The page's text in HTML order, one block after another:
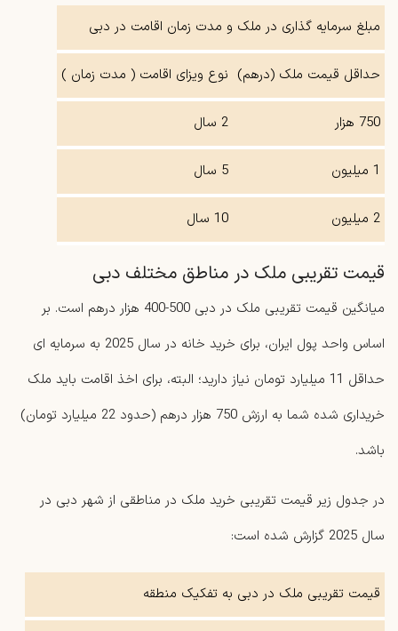
مبلغ سرمایه گذاری در ملک و مدت زمان اقامت در دبی
حداقل قیمت ملک (درهم) نوع ویزای اقامت ( مدت زمان )
750 هزار 2 سال
1 میلیون 5 سال
2 میلیون 10 سال
قیمت تقریبی ملک در مناطق مختلف دبی
میانگین قیمت تقریبی ملک در دبی 500-400 هزار درهم است. بر
اساس واحد پول ایران، برای خرید خانه در سال 2025 به سرمایه ای
حداقل 11 میلیارد تومان نیاز دارید؛ البته، برای اخذ اقامت باید ملک
خریداری شده شما به ارزش 750 هزار درهم (حدود 22 میلیارد تومان)
باشد.
در جدول زیر قیمت تقریبی خرید ملک در مناطقی از شهر دبی در
سال 2025 گزارش شده است:
قیمت تقریبی ملک در دبی به تفکیک منطقه